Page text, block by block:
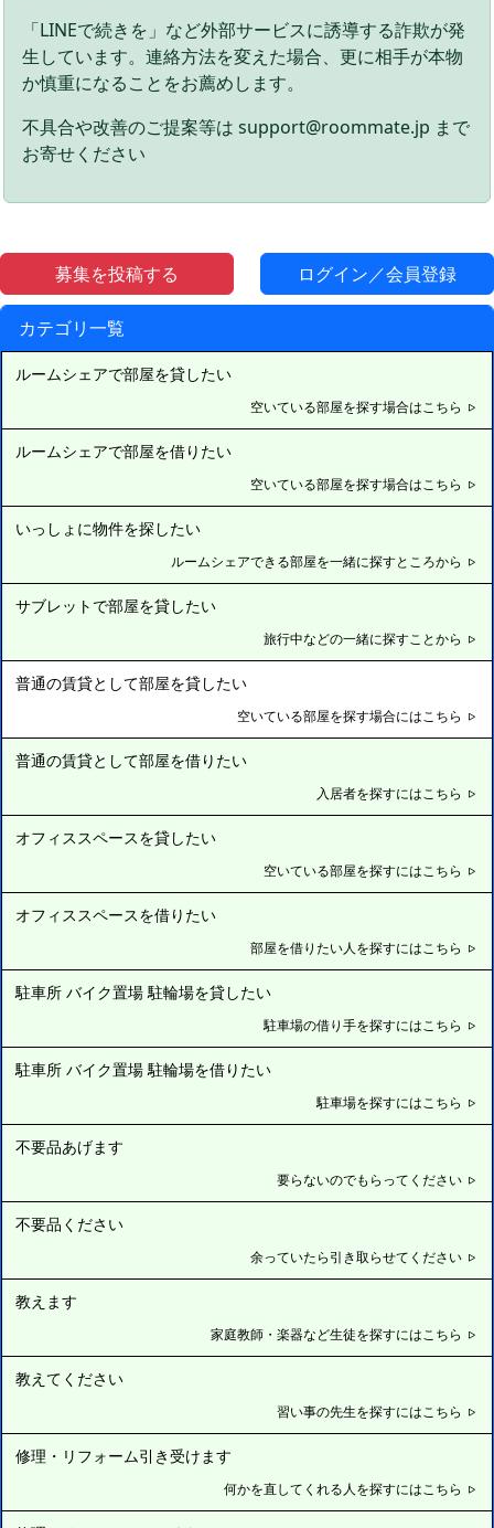
募集を投稿する ログイン／会員登録
カテゴリ一覧
ルームシェアで部屋を貸したい
空いている部屋を探す場合はこちら
ルームシェアで部屋を借りたい
空いている部屋を探す場合はこちら
いっしょに物件を探したい
ルームシェアできる部屋を一緒に探すところから
サブレットで部屋を貸したい
旅行中などの一緒に探すことから
普通の賃貸として部屋を貸したい
空いている部屋を探す場合にはこちら
普通の賃貸として部屋を借りたい
入居者を探すにはこちら
オフィススペースを貸したい
空いている部屋を探すにはこちら
オフィススペースを借りたい
部屋を借りたい人を探すにはこちら
駐車所 バイク置場 駐輪場を貸したい
駐車場の借り手を探すにはこちら
駐車所 バイク置場 駐輪場を借りたい
駐車場を探すにはこちら
不要品あげます
要らないのでもらってください
不要品ください
余っていたら引き取らせてください
教えます
家庭教師・楽器など生徒を探すにはこちら
教えてください
習い事の先生を探すにはこちら
修理・リフォーム引き受けます
何かを直してくれる人を探すにはこちら
「LINEで続きを」など外部サービスに誘導する詐欺が発
生しています。連絡方法を変えた場合、更に相手が本物
か慎重になることをお薦めします。
不具合や改善のご提案等は support@roommate.jp まで
お寄せください